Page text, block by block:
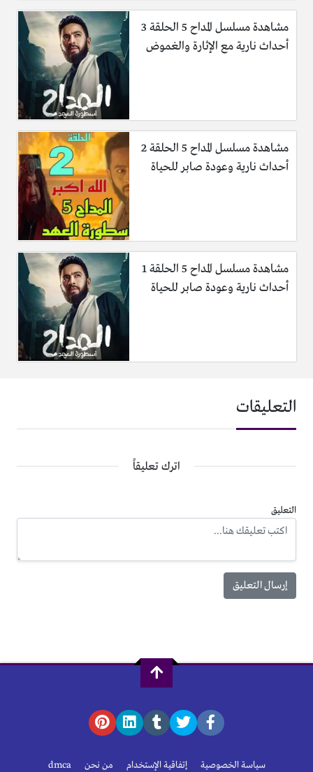
مشاهدة مسلسل المداح 5 الحلقة 3
أحداث نارية مع الإثارة والغموض
مشاهدة مسلسل المداح 5 الحلقة 2
أحداث نارية وعودة صابر للحياة
مشاهدة مسلسل المداح 5 الحلقة 1
أحداث نارية وعودة صابر للحياة
التعليقات
اترك تعليقاً
التعليق
سياسة الخصوصية إتفاقية الإستخدام من نحن dmca